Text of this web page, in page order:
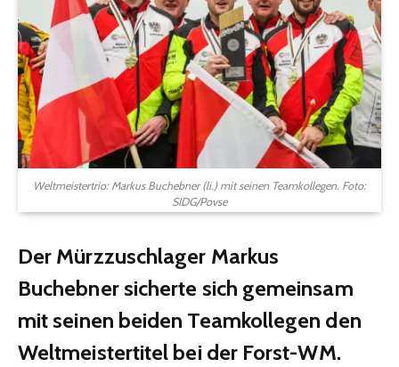
Weltmeistertrio: Markus Buchebner (li.) mit seinen Teamkollegen. Foto:
SIDG/Povse
Der Mürzzuschlager Markus
Buchebner sicherte sich gemeinsam
mit seinen beiden Teamkollegen den
Weltmeistertitel bei der Forst-WM.